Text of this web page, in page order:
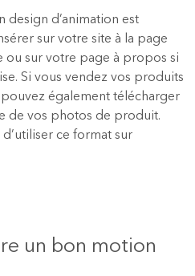
design d’animation est
sur votre site à la page
ou sur votre page à propos si
Si vous vendez vos produits
également télécharger
de vos photos de produit.
ce format sur
un bon motion